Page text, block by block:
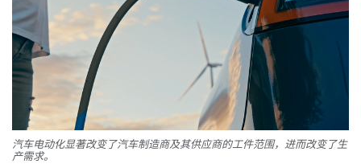
汽车电动化显著改变了汽车制造商及其供应商的工件范围，进而改变了生
产需求。